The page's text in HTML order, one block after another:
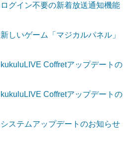
ログイン不要の新着放送通知機能
新しいゲーム「マジカルパネル」
kukuluLIVE Coffretアップデートの
kukuluLIVE Coffretアップデートの
システムアップデートのお知らせ